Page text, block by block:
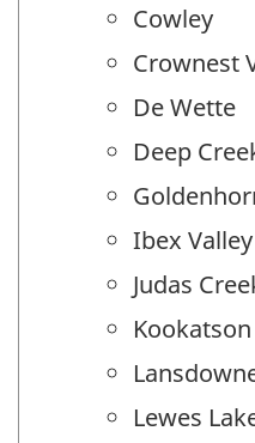
Cowley
Crownest
De Wette
Deep
Ibex Valley
Judas
Lewes